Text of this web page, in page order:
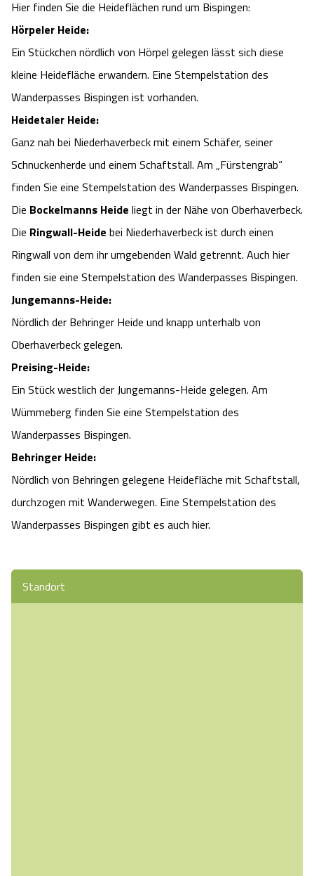
Camping
Urlaub auf dem Bauernhof
Urlaub mit Hund
Last Minute
Kataloge
Videos
Kutschen
Regionale Küche
Tiere
Unterkünfte
Naturhotels
Urlaub auf dem Bauernhof
Veranstaltungen
Wildpark Schwarze Berge
Otter Zentrum
Wildpark Müden
Snow World Bispingen
Ralf Schumacher Kart & Bowl
Das verrückte Haus
Abenteuerland Trampolin-Park
Battle Kart Bispingen
Adventure District Bispingen
Unterkünfte
Kulinarisches Celle
Unterkünfte Celle
Veranstaltungen & Führungen Celle
Hier finden Sie die Heideflächen rund um Bispingen:
Hörpeler Heide:
Ein Stückchen nördlich von Hörpel gelegen lässt sich diese
kleine Heidefläche erwandern. Eine Stempelstation des
Wanderpasses Bispingen ist vorhanden.
Heidetaler Heide:
Ganz nah bei Niederhaverbeck mit einem Schäfer, seiner
Schnuckenherde und einem Schaftstall. Am „Fürstengrab“
finden Sie eine Stempelstation des Wanderpasses Bispingen.
Die Bockelmanns Heide liegt in der Nähe von Oberhaverbeck.
Die Ringwall-Heide bei Niederhaverbeck ist durch einen
Ringwall von dem ihr umgebenden Wald getrennt. Auch hier
finden sie eine Stempelstation des Wanderpasses Bispingen.
Jungemanns-Heide:
Nördlich der Behringer Heide und knapp unterhalb von
Oberhaverbeck gelegen.
Preising-Heide:
Ein Stück westlich der Jungemanns-Heide gelegen. Am
Wümmeberg finden Sie eine Stempelstation des
Wanderpasses Bispingen.
Behringer Heide:
Nördlich von Behringen gelegene Heidefläche mit Schaftstall,
durchzogen mit Wanderwegen. Eine Stempelstation des
Wanderpasses Bispingen gibt es auch hier.
Standort